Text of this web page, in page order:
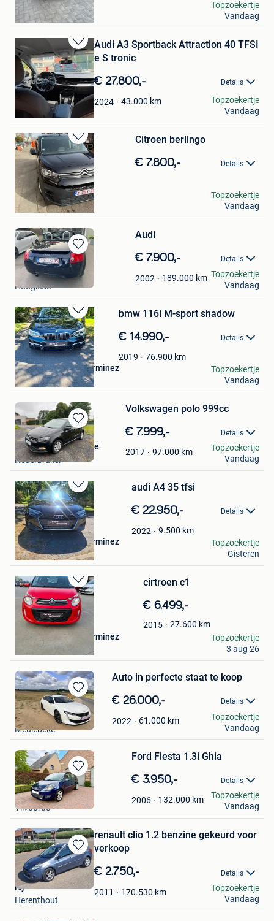
Marcus Lumu
Meerle
Topzoekertje
Vandaag
Bewaren
in
Mijn
Favorieten
Audi A3 Sportback Attraction 40 TFSI
e S tronic
€ 27.800,- Details
2024 43.000 km
Mo
Schilde
Topzoekertje
Vandaag
Bewaren
in
Mijn
Favorieten
Citroen berlingo
€ 7.800,- Details
phonewaxx
Deurne
Topzoekertje
Vandaag
Bewaren
in
Mijn
Favorieten
Audi
€ 7.900,- Details
2002 189.000 km
Mario Verpoucke
Hooglede
Topzoekertje
Vandaag
Bewaren
in
Mijn
Favorieten
bmw 116i M-sport shadow
€ 14.990,- Details
2019 76.900 km
auto's en motoren lerminez
Ieper
Topzoekertje
Vandaag
Bewaren
in
Mijn
Favorieten
Volkswagen polo 999cc
€ 7.999,- Details
2017 97.000 km
carmate performance
Nederbrakel
Topzoekertje
Vandaag
Bewaren
in
Mijn
Favorieten
audi A4 35 tfsi
€ 22.950,- Details
2022 9.500 km
auto's en motoren lerminez
Ieper
Topzoekertje
Gisteren
Bewaren
in
Mijn
Favorieten
cirtroen c1
€ 6.499,-
2015 27.600 km
auto's en motoren lerminez
Topzoekertje
3 aug 26
Bewaren
in
Mijn
Favorieten
Auto in perfecte staat te koop
€ 26.000,- Details
2022 61.000 km
Jeffrey 1984
Meulebeke
Topzoekertje
Vandaag
Bewaren
in
Mijn
Favorieten
Ford Fiesta 1.3i Ghia
€ 3.950,- Details
2006 132.000 km
Passion
Vilvoorde
Topzoekertje
Vandaag
Bewaren
in
Mijn
Favorieten
renault clio 1.2 benzine gekeurd voor
verkoop
€ 2.750,- Details
2011 170.530 km
rsj
Herenthout
Topzoekertje
Vandaag